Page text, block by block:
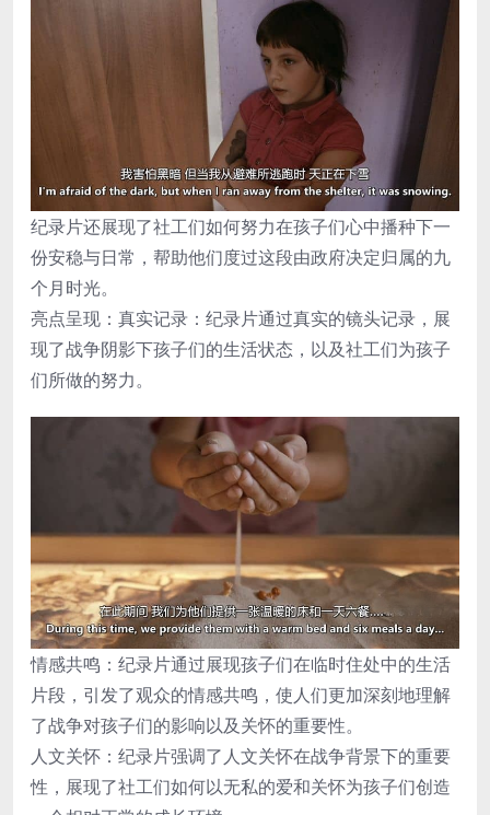
纪录片还展现了社工们如何努力在孩子们心中播种下一
份安稳与日常，帮助他们度过这段由政府决定归属的九
个月时光。
亮点呈现：真实记录：纪录片通过真实的镜头记录，展
现了战争阴影下孩子们的生活状态，以及社工们为孩子
们所做的努力。
情感共鸣：纪录片通过展现孩子们在临时住处中的生活
片段，引发了观众的情感共鸣，使人们更加深刻地理解
了战争对孩子们的影响以及关怀的重要性。
人文关怀：纪录片强调了人文关怀在战争背景下的重要
性，展现了社工们如何以无私的爱和关怀为孩子们创造